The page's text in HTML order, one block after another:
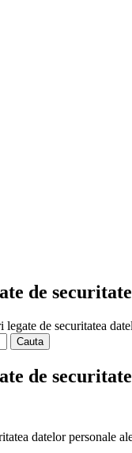
de
legate de securitatea
Cauta
de
datelor personale